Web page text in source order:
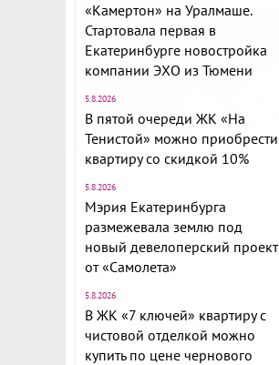
«Камертон» на Уралмаше.
Стартовала первая в
Екатеринбурге новостройка
компании ЭХО из Тюмени
5.8.2026
В пятой очереди ЖК «На
Тенистой» можно приобрести
квартиру со скидкой 10%
5.8.2026
Мэрия Екатеринбурга
размежевала землю под
новый девелоперский проект
от «Самолета»
5.8.2026
В ЖК «7 ключей» квартиру с
чистовой отделкой можно
купить по цене чернового